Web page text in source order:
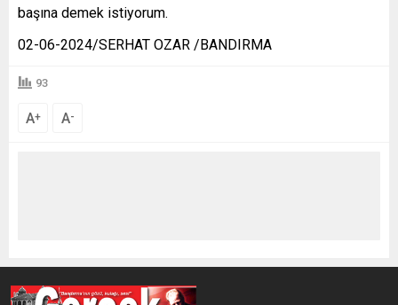
başına demek istiyorum.
02-06-2024/SERHAT OZAR /BANDIRMA
93
A+ A-